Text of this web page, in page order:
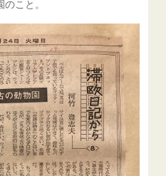
こと。